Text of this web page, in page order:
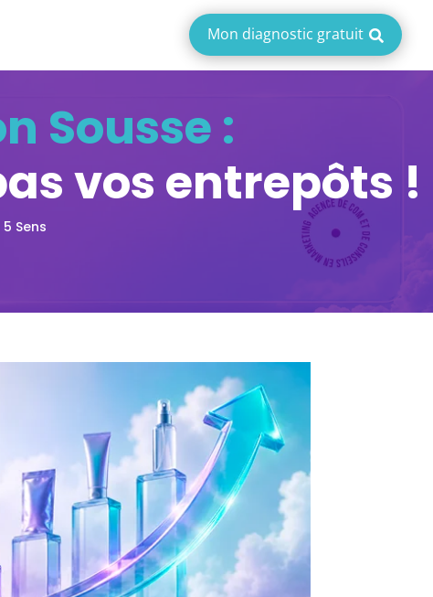
Mon diagnostic gratuit
Sousse :
vos entrepôts !
Sens